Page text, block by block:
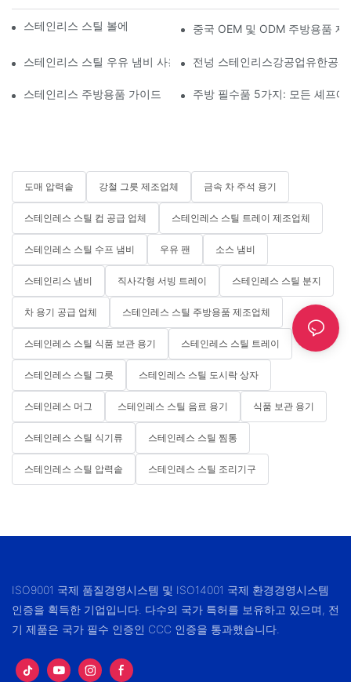
스테인리스 스틸 볼에 대해 알아야 할 모든 것중국 OEM 및 ODM 주방용품 제
스테인리스 스틸 우유 냄비 사용 가이드전넝 스테인리스강공업유한공
스테인리스 주방용품 가이드 주방 필수품 5가지: 모든 셰프
도매 압력솥 강철 그릇 제조업체 금속 차 주석 용기
스테인레스 스틸 컵 공급 업체 스테인레스 스틸 트레이 제조업체
스테인레스 스틸 수프 냄비 우유 팬 소스 냄비
스테인리스 냄비 직사각형 서빙 트레이 스테인레스 스틸 분지
차 용기 공급 업체 스테인레스 스틸 주방용품 제조업체
스테인레스 스틸 식품 보관 용기 스테인레스 스틸 트레이
스테인레스 스틸 그릇 스테인레스 스틸 도시락 상자
스테인레스 머그 스테인레스 스틸 음료 용기 식품 보관 용기
스테인레스 스틸 식기류 스테인레스 스틸 찜통
스테인레스 스틸 압력솥 스테인레스 스틸 조리기구
ISO9001 국제 품질경영시스템 및 ISO14001 국제 환경경영시스템
인증을 획득한 기업입니다. 다수의 국가 특허를 보유하고 있으며, 전
기 제품은 국가 필수 인증인 CCC 인증을 통과했습니다.